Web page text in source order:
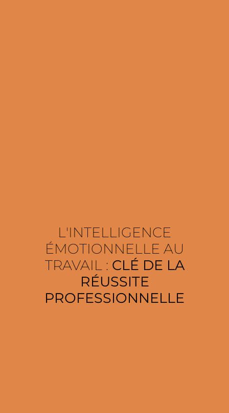
L'INTELLIGENCE
ÉMOTIONNELLE AU
TRAVAIL : CLÉ DE LA
RÉUSSITE
PROFESSIONNELLE